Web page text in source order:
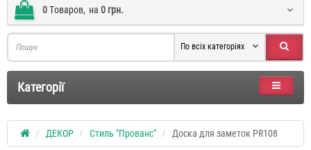
0Tоваров, на 0 грн.
По всіх категоріях
Категорії
ДЕКОР Стиль "Прованс" Доска для заметок PR108